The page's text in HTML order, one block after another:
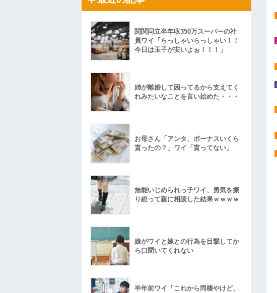
関関同立卒年収350万スーパーの社
員ワイ「らっしゃいらっしゃい！！
今日は玉子が安いよぉ！！！」
姉が離婚して困ってるから支えてく
れみたいなことを言い始めた・・・
お母さん「アンタ、ボーナスいくら
貰ったの？」ワイ「貰ってない」
無能いじめられっ子ワイ、勇気を振
り絞って親に相談した結果ｗｗｗｗ
娘がワイと嫁との行為を目撃してか
ら口聞いてくれない
半年前ワイ「これから同棲やけど、